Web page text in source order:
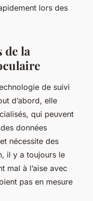
lors des
de la
de suivi
d’abord, elle
qui peuvent
données
nécessite des
il y a toujours le
mal à l’aise avec
pas en mesure